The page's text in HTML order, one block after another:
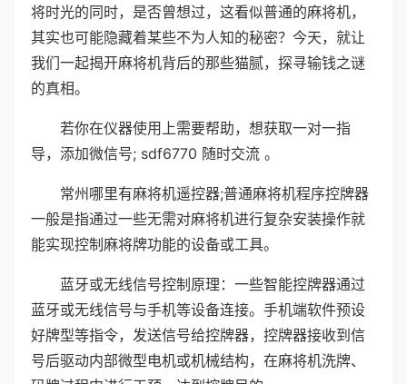
将时光的同时，是否曾想过，这看似普通的麻将机，
其实也可能隐藏着某些不为人知的秘密？今天，就让
我们一起揭开麻将机背后的那些猫腻，探寻输钱之谜
的真相。
若你在仪器使用上需要帮助，想获取一对一指
导，添加微信号; sdf6770 随时交流 。
常州哪里有麻将机遥控器;普通麻将机程序控牌器
一般是指通过一些无需对麻将机进行复杂安装操作就
能实现控制麻将牌功能的设备或工具。
蓝牙或无线信号控制原理：一些智能控牌器通过
蓝牙或无线信号与手机等设备连接。手机端软件预设
好牌型等指令，发送信号给控牌器，控牌器接收到信
号后驱动内部微型电机或机械结构，在麻将机洗牌、